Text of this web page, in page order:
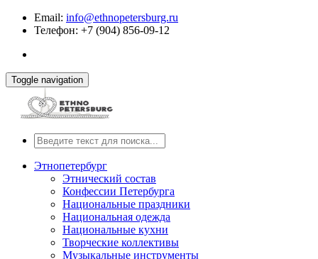
Email: info@ethnopetersburg.ru
Телефон: +7 (904) 856-09-12
Toggle navigation
Этнопетербург
Этнический состав
Конфессии Петербурга
Национальные праздники
Национальная одежда
Национальные кухни
Творческие коллективы
Музыкальные инструменты